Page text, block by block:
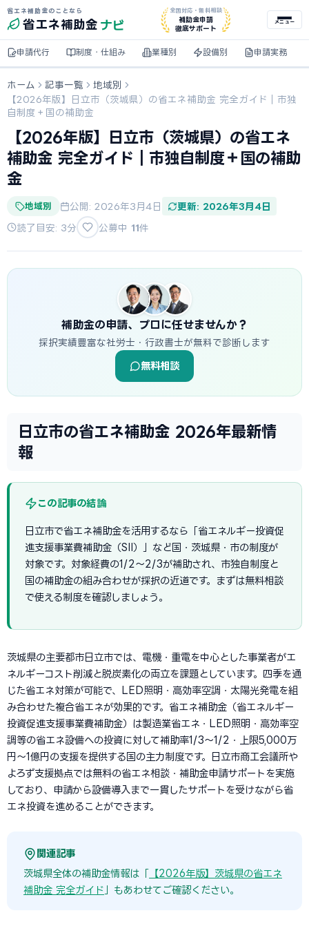
省エネ補助金のことなら
省エネ補助金 ナビ
全国対応・無料相談
補助金申請
徹底サポート
メニュー
申請代行 制度・仕組み 業種別 設備別 申請実務
ホーム 記事一覧
地域別
【2026年版】日立市（茨城県）の省エネ補助金 完全ガイド｜市独
自制度＋国の補助金
【2026年版】日立市（茨城県）の省エネ
補助金 完全ガイド｜市独自制度＋国の補助
金
地域別 公開: 2026年3月4日 更新: 2026年3月4日
読了目安: 3分 公募中 11件
補助金の申請、プロに任せませんか？
採択実績豊富な社労士・行政書士が無料で診断します
無料相談
日立市の省エネ補助金 2026年最新情
報
この記事の結論
日立市で省エネ補助金を活用するなら「省エネルギー投資促
進支援事業費補助金（SII）」など国・茨城県・市の制度が
対象です。対象経費の1/2〜2/3が補助され、市独自制度と
国の補助金の組み合わせが採択の近道です。まずは無料相談
で使える制度を確認しましょう。
茨城県の主要都市日立市では、電機・重電を中心とした事業者がエ
ネルギーコスト削減と脱炭素化の両立を課題としています。四季を通
じた省エネ対策が可能で、LED照明・高効率空調・太陽光発電を組
み合わせた複合省エネが効果的です。省エネ補助金（省エネルギー
投資促進支援事業費補助金）は製造業省エネ・LED照明・高効率空
調等の省エネ設備への投資に対して補助率1/3〜1/2・上限5,000万
円〜1億円の支援を提供する国の主力制度です。日立市商工会議所や
よろず支援拠点では無料の省エネ相談・補助金申請サポートを実施
しており、申請から設備導入まで一貫したサポートを受けながら省
エネ投資を進めることができます。
関連記事
茨城県全体の補助金情報は「
【2026年版】茨城県の省エネ
補助金 完全ガイド 」もあわせてご確認ください。